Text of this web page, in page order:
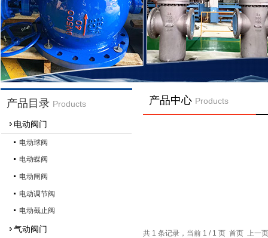
产品目录 Products
电动阀门
电动球阀
电动蝶阀
电动闸阀
电动调节阀
电动截止阀
气动阀门
产品中心 Products
共 1 条记录，当前 1 / 1 页 首页 上一